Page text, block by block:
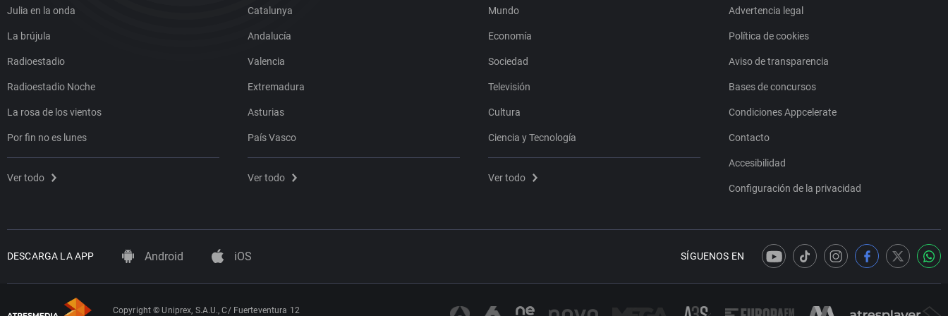
Julia en la onda
La brújula
Radioestadio
Radioestadio Noche
La rosa de los vientos
Por fin no es lunes
Ver todo
Catalunya
Andalucía
Valencia
Extremadura
Asturias
País Vasco
Ver todo
Mundo
Economía
Sociedad
Televisión
Cultura
Ciencia y Tecnología
Ver todo
Advertencia legal
Política de cookies
Aviso de transparencia
Bases de concursos
Condiciones Appcelerate
Contacto
Accesibilidad
Configuración de la privacidad
DESCARGA LA APP Android iOS SÍGUENOS EN
Copyright © Uniprex, S.A.U., C/ Fuerteventura 12